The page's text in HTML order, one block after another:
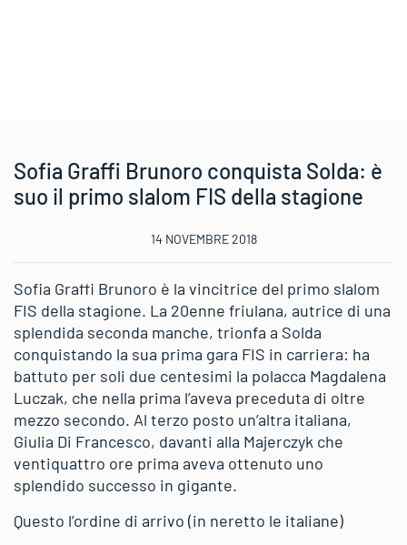
Sofia Graffi Brunoro conquista Solda: è
suo il primo slalom FIS della stagione
14 NOVEMBRE 2018
Sofia Graffi Brunoro è la vincitrice del primo slalom
FIS della stagione. La 20enne friulana, autrice di una
splendida seconda manche, trionfa a Solda
conquistando la sua prima gara FIS in carriera: ha
battuto per soli due centesimi la polacca Magdalena
Luczak, che nella prima l’aveva preceduta di oltre
mezzo secondo. Al terzo posto un’altra italiana,
Giulia Di Francesco, davanti alla Majerczyk che
ventiquattro ore prima aveva ottenuto uno
splendido successo in gigante.
Questo l’ordine di arrivo (in neretto le italiane)